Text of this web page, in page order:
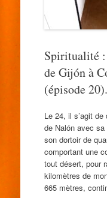
Spiritualité
de Gijón à
(épisode 20).
Le 24, il s’agit
de Nalón avec
son dortoir de
comportant une
tout désert, pour
kilomètres de
665 mètres,